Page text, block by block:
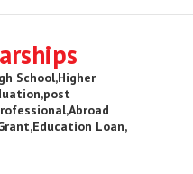
School,Higher
Loan,